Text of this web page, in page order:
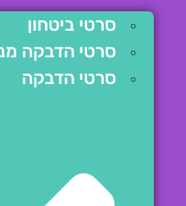
סרטי ביטחון
סרטי הדבקה
סרטי הדבקה